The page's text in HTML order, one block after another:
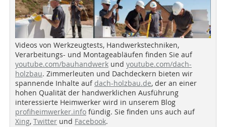
Videos von Werkzeugtests, Handwerkstechniken,
Verarbeitungs- und Montageabläufen finden Sie auf
youtube.com/bauhandwerk und youtube.com/dach-
holzbau. Zimmerleuten und Dachdeckern bieten wir
spannende Inhalte auf dach-holzbau.de, der an einer
hohen Qualität der handwerklichen Ausführung
interessierte Heimwerker wird in unserem Blog
profiheimwerker.info fündig. Sie finden uns auch auf
Xing, Twitter und Facebook.